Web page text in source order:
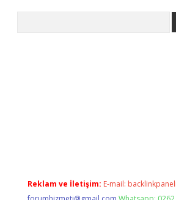
Reklam ve İletişim: E-mail: